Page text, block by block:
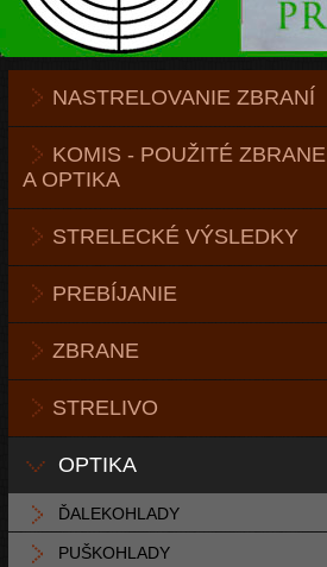
NASTRELOVANIE ZBRANÍ
KOMIS - POUŽITÉ ZBRANE
A OPTIKA
STRELECKÉ VÝSLEDKY
PREBÍJANIE
ZBRANE
STRELIVO
OPTIKA
ĎALEKOHLADY
PUŠKOHLADY